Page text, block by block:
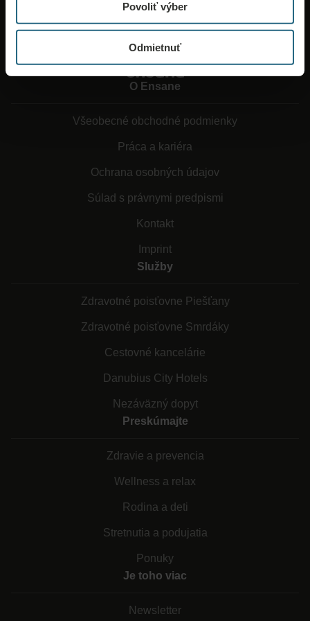
Povoliť výber
Odmietnuť
O Ensane
Všeobecné obchodné podmienky
Práca a kariéra
Ochrana osobných údajov
Súlad s právnymi predpismi
Kontakt
Imprint
Služby
Zdravotné poisťovne Piešťany
Zdravotné poisťovne Smrdáky
Cestovné kancelárie
Danubius City Hotels
Nezáväzný dopyt
Preskúmajte
Zdravie a prevencia
Wellness a relax
Rodina a deti
Stretnutia a podujatia
Ponuky
Je toho viac
Newsletter